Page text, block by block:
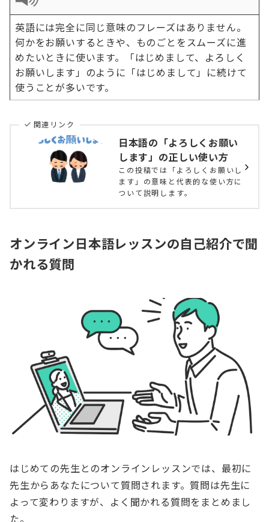
英語には完全に同じ意味のフレーズはありません。
何かをお願いするときや、ものごとをスムーズに進
めたいときに使います。「はじめまして、よろしく
お願いします」のように「はじめまして」に続けて
使うことが多いです。
関連リンク
日本語の「よろしくお願い
します」の正しい使い方
この投稿では「よろしくお願いし
ます」の意味と代表的な使い方に
ついて説明します。
オンライン日本語レッスンの自己紹介で聞
かれる質問
はじめての先生とのオンラインレッスンでは、最初に
先生からあなたについて質問されます。質問は先生に
よって変わりますが、よく聞かれる質問をまとめまし
た。